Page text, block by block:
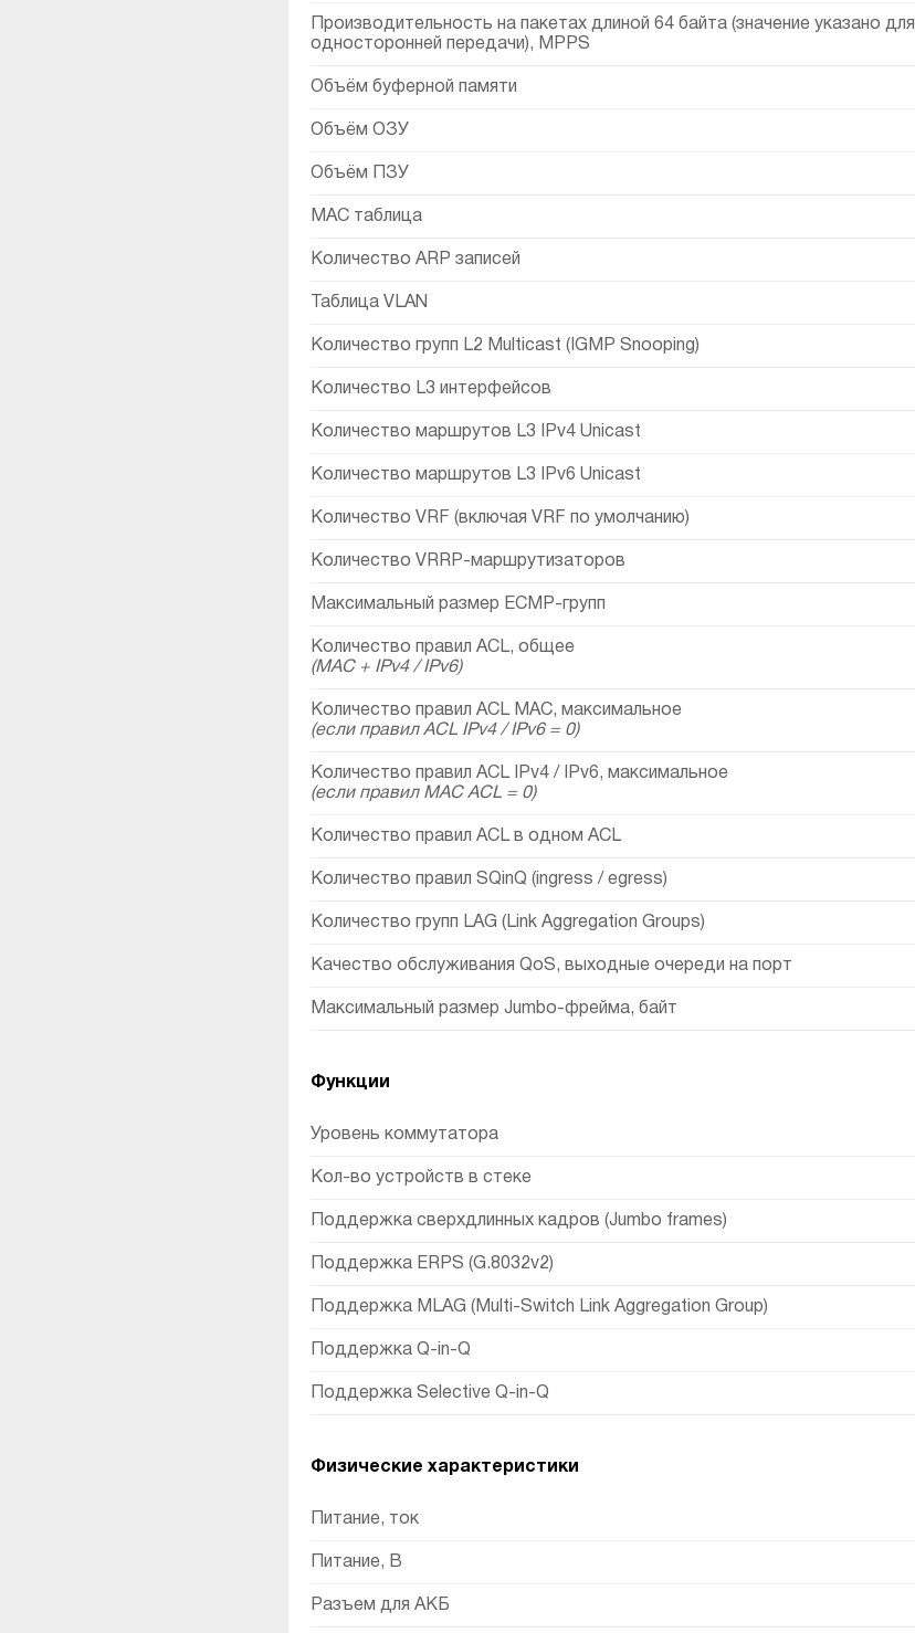
Производительность на пакетах длиной 64 байта (значение указано для
односторонней передачи), MPPS
Объём буферной памяти
Объём ОЗУ
Объём ПЗУ
MAC таблица
Количество ARP записей
Таблица VLAN
Количество групп L2 Multicast (IGMP Snooping)
Количество L3 интерфейсов
Количество маршрутов L3 IPv4 Unicast
Количество маршрутов L3 IPv6 Unicast
Количество VRF (включая VRF по умолчанию)
Количество VRRP-маршрутизаторов
Максимальный размер ECMP-групп
Количество правил ACL, общее
(MAC + IPv4 / IPv6)
Количество правил ACL MAC, максимальное
(если правил ACL IPv4 / IPv6 = 0)
Количество правил ACL IPv4 / IPv6, максимальное
(если правил MAC ACL = 0)
Количество правил ACL в одном ACL
Количество правил SQinQ (ingress / egress)
Количество групп LAG (Link Aggregation Groups)
Качество обслуживания QoS, выходные очереди на порт
Максимальный размер Jumbo-фрейма, байт
Функции
Уровень коммутатора
Кол-во устройств в стеке
Поддержка сверхдлинных кадров (Jumbo frames)
Поддержка ERPS (G.8032v2)
Поддержка MLAG (Multi-Switch Link Aggregation Group)
Поддержка Q-in-Q
Поддержка Selective Q-in-Q
Физические характеристики
Питание, ток
Питание, В
Разъем для АКБ